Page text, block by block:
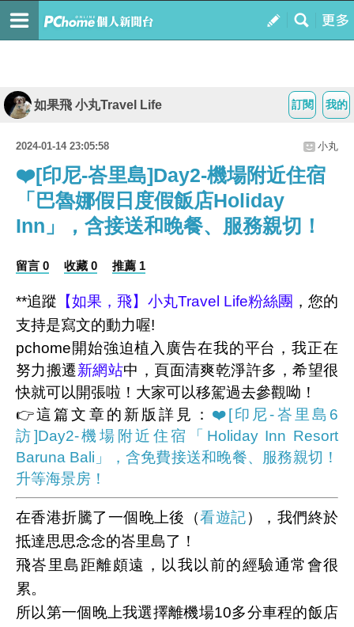
我的
訂閱
如果飛 小丸Travel Life
2024-01-14 23:05:58 小丸
❤️[印尼-峇里島]Day2-機場附近住宿
「巴魯娜假日度假飯店Holiday
Inn」，含接送和晚餐、服務親切！
留言 0 收藏 0 推薦 1
**追蹤 【如果，飛】小丸Travel Life粉絲團 ，您的
支持是寫文的動力喔!
pchome開始強迫植入廣告在我的平台，我正在
努力搬遷新網站中，頁面清爽乾淨許多，希望很
快就可以開張啦！大家可以移駕過去參觀呦！
👉這篇文章的新版詳見： ❤️[印尼-峇里島6
訪]Day2-機場附近住宿「Holiday Inn Resort
Baruna Bali」，含免費接送和晚餐、服務親切！
升等海景房！
在香港折騰了一個晚上後（看遊記），我們終於
抵達思思念念的峇里島了！
飛峇里島距離頗遠，以我以前的經驗通常會很
累。
所以第一個晚上我選擇離機場10多分車程的飯店